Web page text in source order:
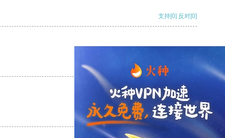
支持[0] 反对[0]
支持
支持[0] 反对[0]